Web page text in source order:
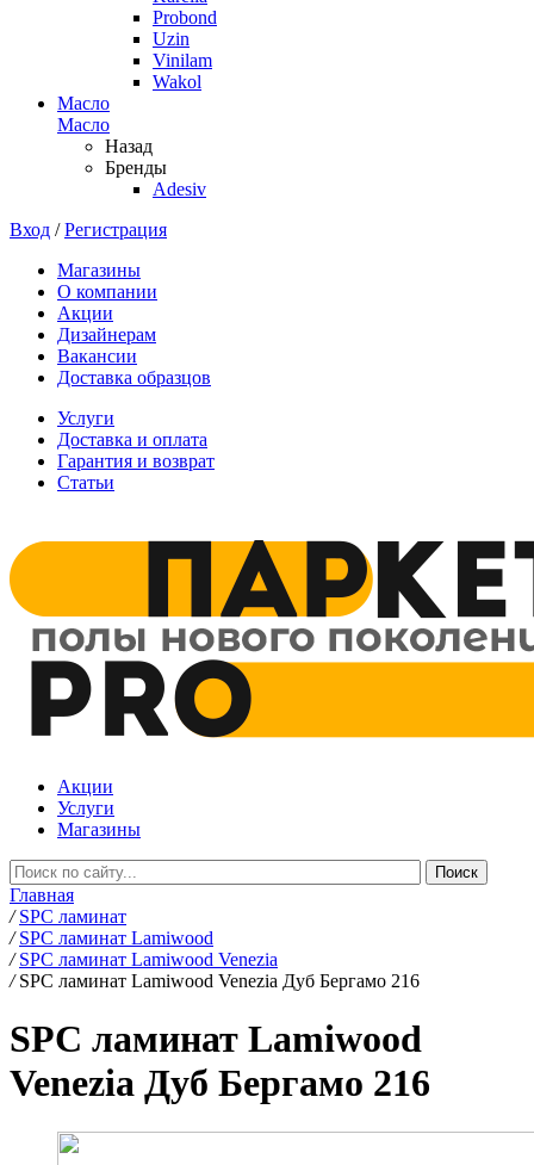
Probond
Uzin
Vinilam
Wakol
Масло
Масло
Назад
Бренды
Adesiv
Вход /Регистрация
Магазины
О компании
Акции
Дизайнерам
Вакансии
Доставка образцов
Услуги
Доставка и оплата
Гарантия и возврат
Статьи
Акции
Услуги
Магазины
Главная
/ SPC ламинат
/ SPC ламинат Lamiwood
/ SPC ламинат Lamiwood Venezia
/ SPC ламинат Lamiwood Venezia Дуб Бергамо 216
SPC ламинат Lamiwood
Venezia Дуб Бергамо 216